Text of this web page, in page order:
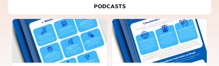
PODCASTS